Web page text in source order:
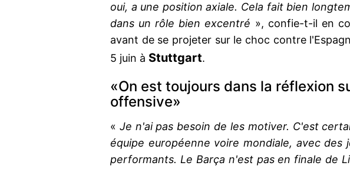
oui, a une position axiale. Cela fait bien
dans un rôle bien excentré », confie-t-il en
avant de se projeter sur le choc contre
5 juin à Stuttgart.
«On est toujours dans la réflexion
offensive»
« Je n'ai pas besoin de les motiver. C'est
équipe européenne voire mondiale, avec des
performants. Le Barça n'est pas en finale de